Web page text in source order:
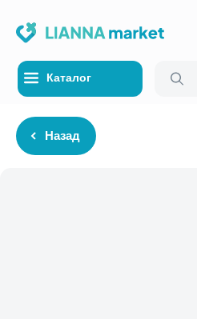
Каталог
Каталог
Назад